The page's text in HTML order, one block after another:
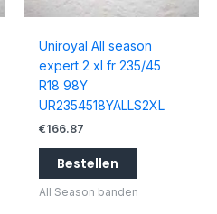
Uniroyal All season
expert 2 xl fr 235/45
R18 98Y
UR2354518YALLS2XL
€166.87
Bestellen
All Season banden